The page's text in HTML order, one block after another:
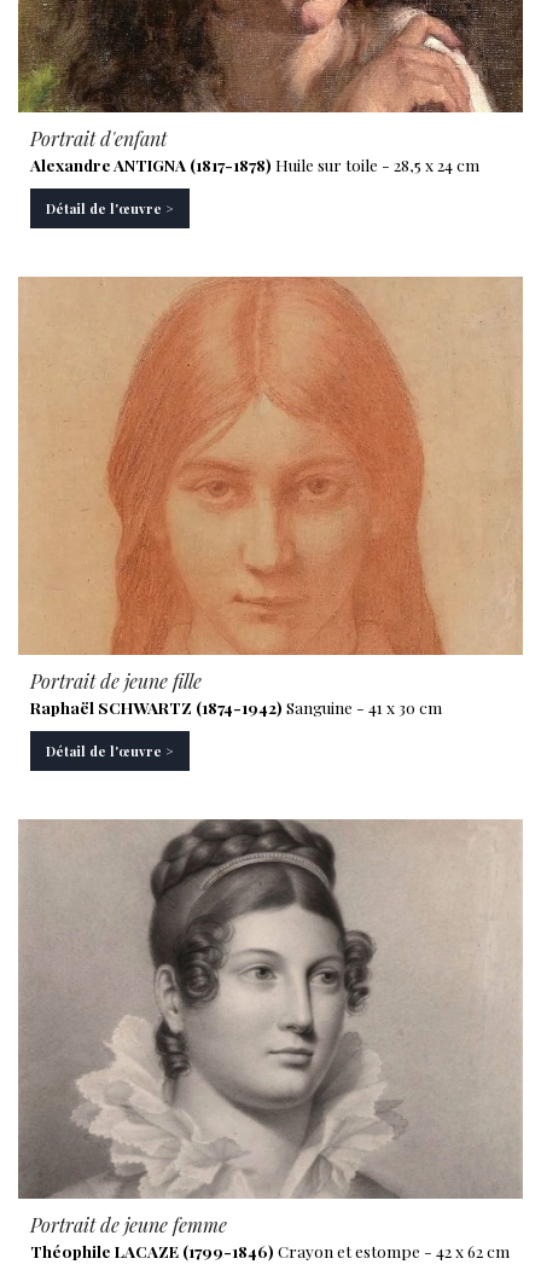
Portrait d'enfant
Alexandre ANTIGNA (1817-1878) Huile sur toile - 28,5 x 24 cm
Détail de l'œuvre >
Portrait de jeune fille
Raphaël SCHWARTZ (1874-1942) Sanguine - 41 x 30 cm
Détail de l'œuvre >
Portrait de jeune femme
Théophile LACAZE (1799-1846) Crayon et estompe - 42 x 62 cm